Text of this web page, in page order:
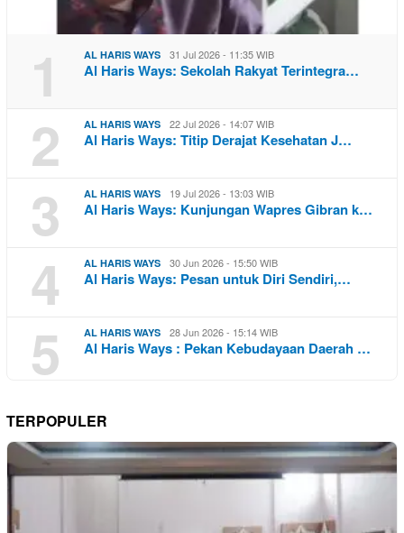
1 AL HARIS WAYS 31 Jul 2026 - 11:35 WIB
Al Haris Ways: Sekolah Rakyat Terintegra…
2 AL HARIS WAYS 22 Jul 2026 - 14:07 WIB
Al Haris Ways: Titip Derajat Kesehatan J…
3 AL HARIS WAYS 19 Jul 2026 - 13:03 WIB
Al Haris Ways: Kunjungan Wapres Gibran k…
4 AL HARIS WAYS 30 Jun 2026 - 15:50 WIB
Al Haris Ways: Pesan untuk Diri Sendiri,…
5 AL HARIS WAYS 28 Jun 2026 - 15:14 WIB
Al Haris Ways : Pekan Kebudayaan Daerah …
TERPOPULER